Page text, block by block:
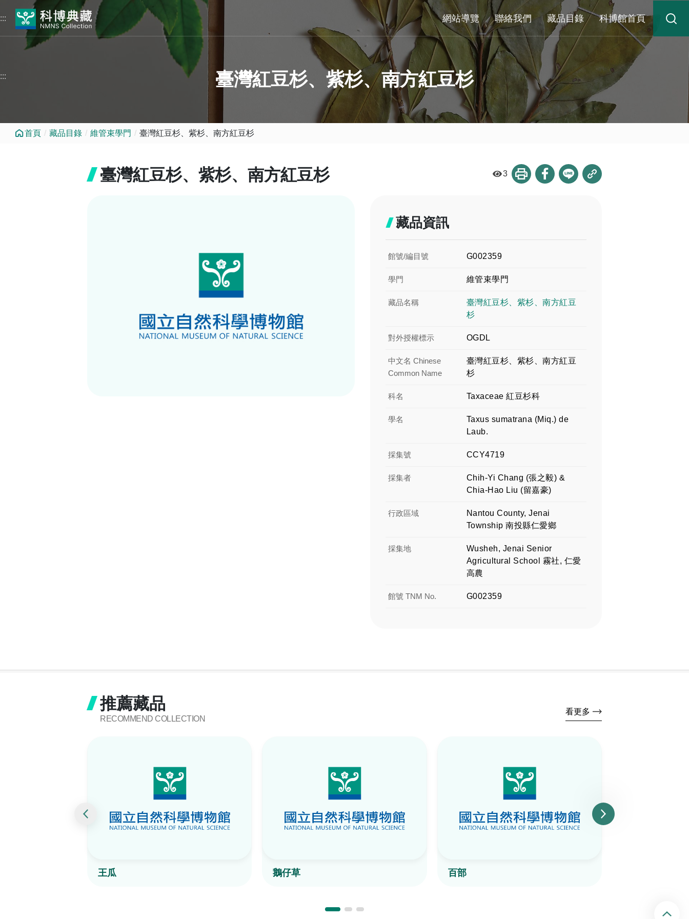
跳到中央內容區塊
:::
網站導覽 聯絡我們 藏品目錄 科博館首頁
臺灣紅豆杉、紫杉、南方紅豆杉
:::
首頁 藏品目錄 維管束學門 臺灣紅豆杉、紫杉、南方紅豆杉
臺灣紅豆杉、紫杉、南方紅豆杉 3
藏品資訊
館號/編目號 G002359
學門 維管束學門
藏品名稱
臺灣紅豆杉、紫杉、南方紅豆
杉
對外授權標示 OGDL
中文名 Chinese
Common Name
臺灣紅豆杉、紫杉、南方紅豆
杉
科名 Taxaceae 紅豆杉科
學名
Taxus sumatrana (Miq.) de
Laub.
採集號 CCY4719
採集者
Chih-Yi Chang (張之毅) &
Chia-Hao Liu (留嘉豪)
行政區域
Nantou County, Jenai
Township 南投縣仁愛鄉
採集地
Wusheh, Jenai Senior
Agricultural School 霧社, 仁愛
高農
館號 TNM No. G002359
推薦藏品
RECOMMEND COLLECTION
看更多
王瓜 鵝仔草 百部
回頂端